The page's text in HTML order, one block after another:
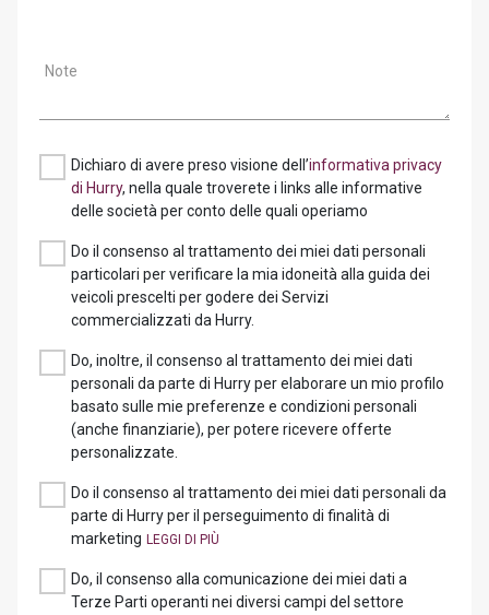
Note
Dichiaro di avere preso visione dell’informativa privacy
di Hurry, nella quale troverete i links alle informative
delle società per conto delle quali operiamo
Do il consenso al trattamento dei miei dati personali
particolari per verificare la mia idoneità alla guida dei
veicoli prescelti per godere dei Servizi
commercializzati da Hurry.
Do, inoltre, il consenso al trattamento dei miei dati
personali da parte di Hurry per elaborare un mio profilo
basato sulle mie preferenze e condizioni personali
(anche finanziarie), per potere ricevere offerte
personalizzate.
Do il consenso al trattamento dei miei dati personali da
parte di Hurry per il perseguimento di finalità di
marketing
Do, il consenso alla comunicazione dei miei dati a
Terze Parti operanti nei diversi campi del settore